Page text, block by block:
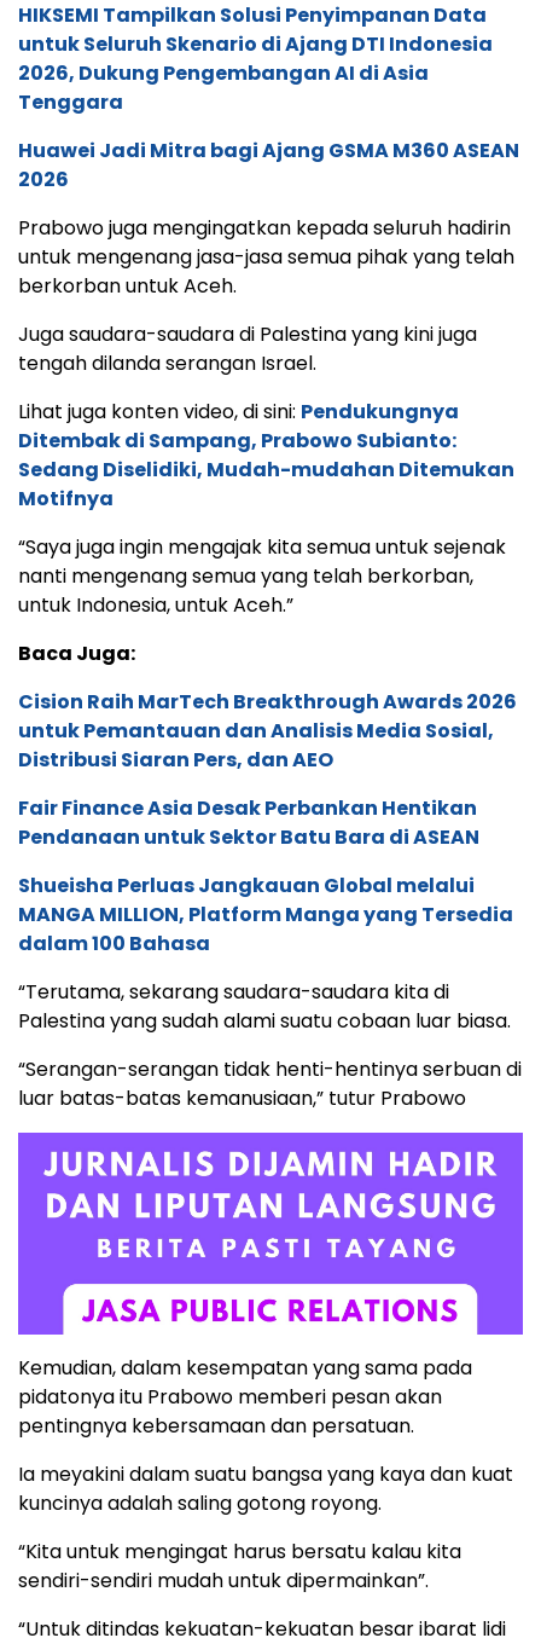
HIKSEMI Tampilkan Solusi Penyimpanan Data
untuk Seluruh Skenario di Ajang DTI Indonesia
2026, Dukung Pengembangan AI di Asia
Tenggara
Huawei Jadi Mitra bagi Ajang GSMA M360 ASEAN
2026
Prabowo juga mengingatkan kepada seluruh hadirin
untuk mengenang jasa-jasa semua pihak yang telah
berkorban untuk Aceh.
Juga saudara-saudara di Palestina yang kini juga
tengah dilanda serangan Israel.
Lihat juga konten video, di sini: Pendukungnya
Ditembak di Sampang, Prabowo Subianto:
Sedang Diselidiki, Mudah-mudahan Ditemukan
Motifnya
“Saya juga ingin mengajak kita semua untuk sejenak
nanti mengenang semua yang telah berkorban,
untuk Indonesia, untuk Aceh.”
Baca Juga:
Cision Raih MarTech Breakthrough Awards 2026
untuk Pemantauan dan Analisis Media Sosial,
Distribusi Siaran Pers, dan AEO
Fair Finance Asia Desak Perbankan Hentikan
Pendanaan untuk Sektor Batu Bara di ASEAN
Shueisha Perluas Jangkauan Global melalui
MANGA MILLION, Platform Manga yang Tersedia
dalam 100 Bahasa
“Terutama, sekarang saudara-saudara kita di
Palestina yang sudah alami suatu cobaan luar biasa.
“Serangan-serangan tidak henti-hentinya serbuan di
luar batas-batas kemanusiaan,” tutur Prabowo
Kemudian, dalam kesempatan yang sama pada
pidatonya itu Prabowo memberi pesan akan
pentingnya kebersamaan dan persatuan.
Ia meyakini dalam suatu bangsa yang kaya dan kuat
kuncinya adalah saling gotong royong.
“Kita untuk mengingat harus bersatu kalau kita
sendiri-sendiri mudah untuk dipermainkan”.
“Untuk ditindas kekuatan-kekuatan besar ibarat lidi